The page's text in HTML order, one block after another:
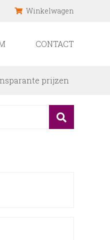
Winkelwagen
CONTACT
prijzen